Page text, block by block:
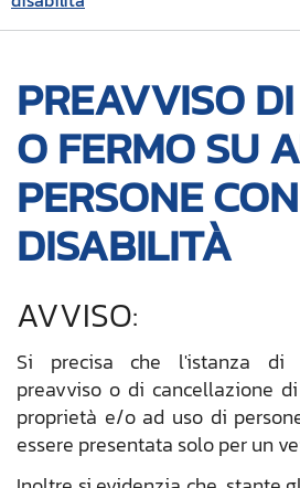
PREAVVISO
O FERMO SU
PERSONE CON
DISABILITÀ
AVVISO:
Si precisa che l'istanza di
preavviso o di cancellazione
proprietà e/o ad uso di
essere presentata solo per un